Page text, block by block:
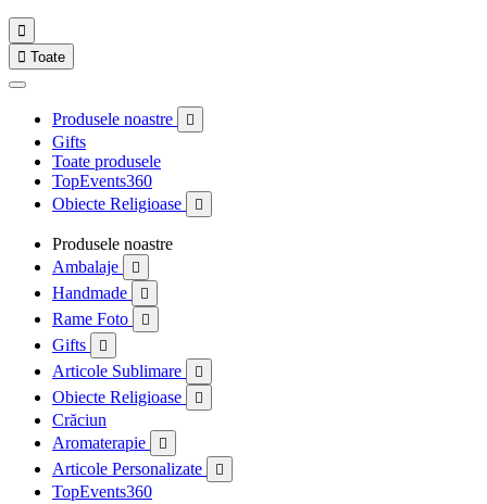

 Toate
Produsele noastre 
Gifts
Toate produsele
TopEvents360
Obiecte Religioase

Produsele noastre
Ambalaje

Handmade 
Rame Foto 
Gifts 
Articole Sublimare 
Obiecte Religioase 
Crăciun
Aromaterapie

Articole Personalizate 
TopEvents360